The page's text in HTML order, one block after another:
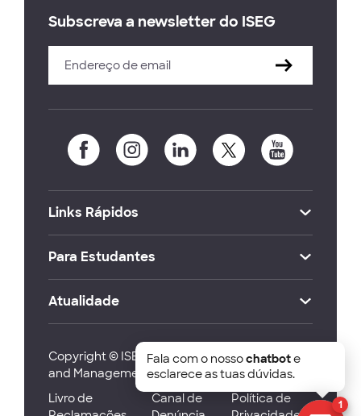
Subscreva a newsletter do ISEG
Links Rápidos
Para Estudantes
Atualidade
Copyright © ISEG Lisbon School of Economics
and Management 2026
Livro de
Canal de
Política de
1
Fala com o nossochatbote
esclarece as tuas dúvidas.